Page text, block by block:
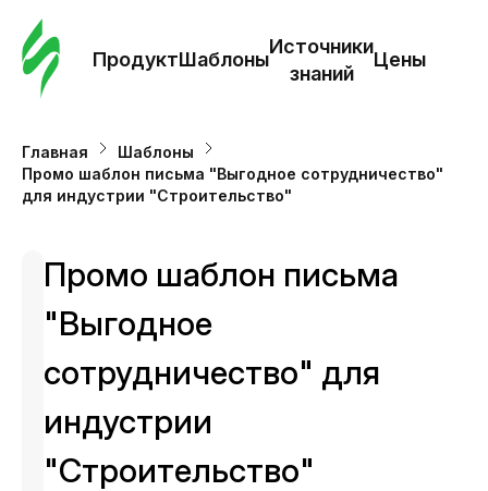
ПродуктШаблоны
Источники
знаний
Цены
Главная
Шаблоны
Промо шаблон письма "Выгодное сотрудничество"
для индустрии "Строительство"
Промо шаблон письма
"Выгодное
сотрудничество" для
индустрии
"Строительство"